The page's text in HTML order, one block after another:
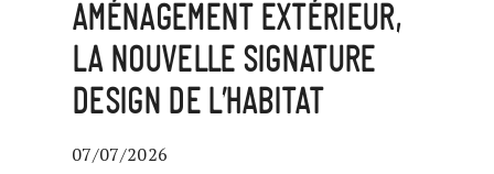
AMÉNAGEMENT EXTÉRIEUR,
LA NOUVELLE SIGNATURE
DESIGN DE L’HABITAT
07/07/2026